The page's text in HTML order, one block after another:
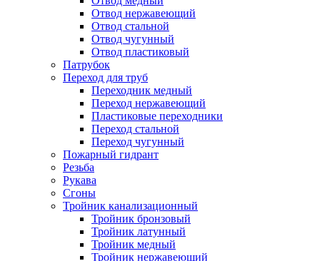
Отвод нержавеющий
Отвод стальной
Отвод чугунный
Отвод пластиковый
Патрубок
Переход для труб
Переходник медный
Переход нержавеющий
Пластиковые переходники
Переход стальной
Переход чугунный
Пожарный гидрант
Резьба
Рукава
Сгоны
Тройник канализационный
Тройник бронзовый
Тройник латунный
Тройник медный
Тройник нержавеющий